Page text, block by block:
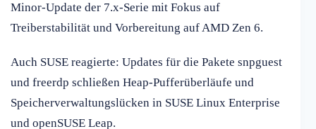
Minor-Update der 7.x-Serie mit Fokus auf
Treiberstabilität und Vorbereitung auf AMD Zen 6.
Auch SUSE reagierte: Updates für die Pakete snpguest
und freerdp schließen Heap-Pufferüberläufe und
Speicherverwaltungslücken in SUSE Linux Enterprise
und openSUSE Leap.